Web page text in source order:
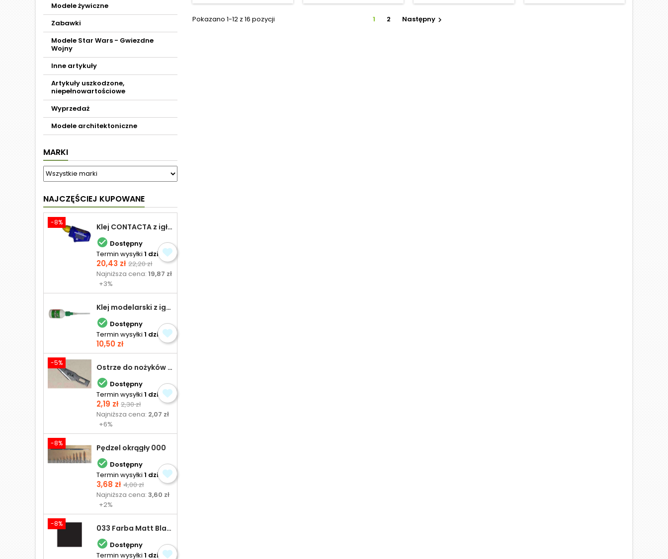
Modele żywiczne
Zabawki
Modele Star Wars - Gwiezdne
Wojny
Inne artykuły
Artykuły uszkodzone,
niepełnowartościowe
Wyprzedaż
Modele architektoniczne
MARKI
NAJCZĘŚCIEJ KUPOWANE
-8% Klej CONTACTA z igłą do plastiku 25,0 g
 Dostępny
Termin wysyłki 1 dzień
Cena
20,43 zł Cena
podstawowa
22,20 zł
Najniższa cena:19,87 zł
+3%
Klej modelarski z igłą 30 ml
 Dostępny
Termin wysyłki 1 dzień
Cena
10,50 zł
-5% Ostrze do nożyków Excel
 Dostępny
Termin wysyłki 1 dzień
Cena
2,19 zł Cena
podstawowa
2,30 zł
Najniższa cena: 2,07 zł
+6%
-8% Pędzel okrągły 000
 Dostępny
Termin wysyłki 1 dzień
Cena
3,68 zł Cena
podstawowa
4,00 zł
Najniższa cena:3,60 zł
+2%
-8% 033 Farba Matt Black - olejna
 Dostępny
Termin wysyłki 1 dzień
Pokazano 1-12 z 16 pozycji 1 2 Następny 